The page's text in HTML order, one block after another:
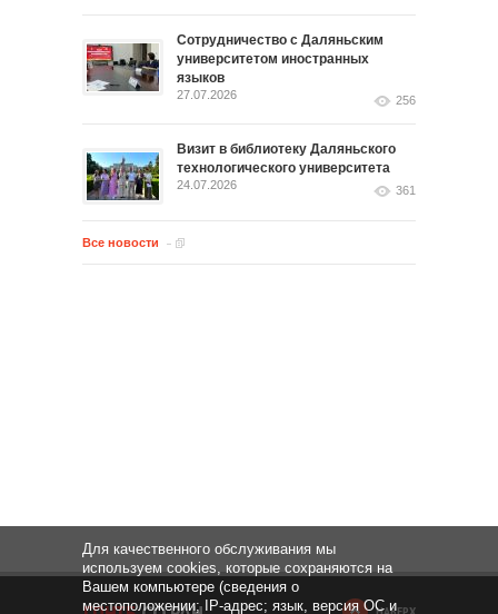
Сотрудничество с Даляньским
университетом иностранных
языков
27.07.2026 256
Визит в библиотеку Даляньского
технологического университета
24.07.2026 361
Все новости
НАВЕРХ
Для качественного обслуживания мы
используем cookies, которые сохраняются на
Вашем компьютере (сведения о
местоположении; IP-адрес; язык, версия ОС и